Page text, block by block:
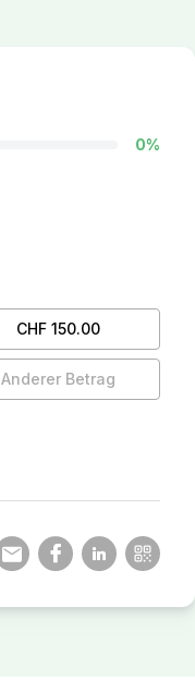
0%
CHF 150.00
Anderer Betrag